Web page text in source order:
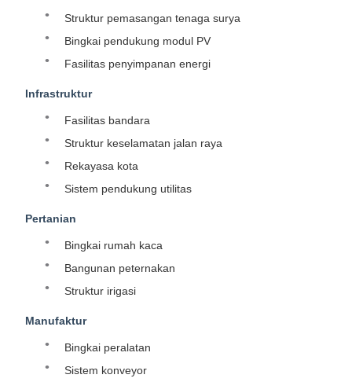
Struktur pemasangan tenaga surya
Bingkai pendukung modul PV
Fasilitas penyimpanan energi
Infrastruktur
Fasilitas bandara
Struktur keselamatan jalan raya
Rekayasa kota
Sistem pendukung utilitas
Pertanian
Bingkai rumah kaca
Bangunan peternakan
Struktur irigasi
Manufaktur
Bingkai peralatan
Sistem konveyor